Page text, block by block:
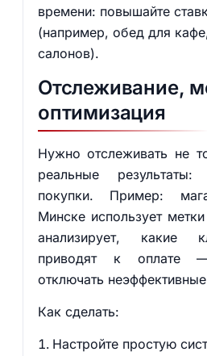
времени: повышайте
(например, обед для
салонов).
Отслеживание,
оптимизация
Нужно отслеживать не
реальные
покупки. Пример:
Минске использует
анализирует, какие
приводят к оплате
отключать
Как сделать:
Настройте простую